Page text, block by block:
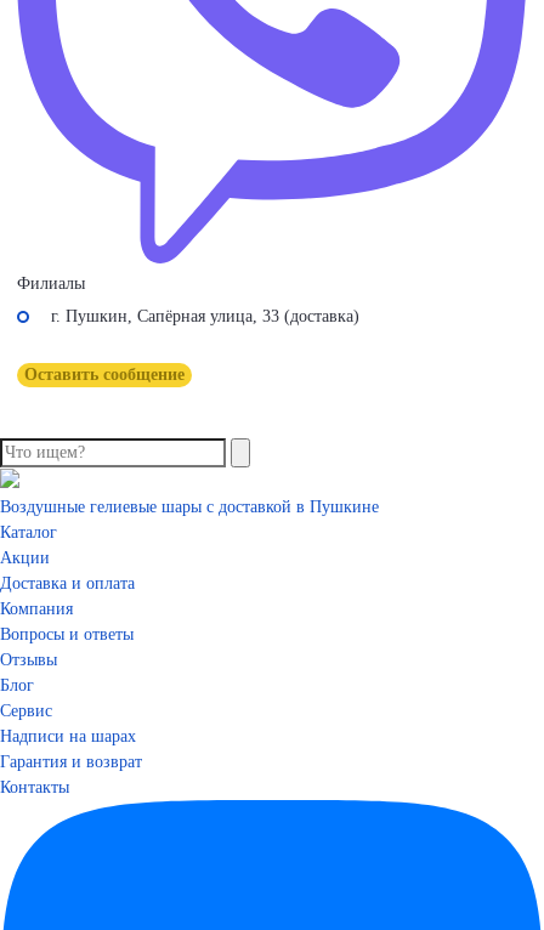
Филиалы
г. Пушкин, Сапёрная улица, 33 (доставка)
Оставить сообщение
Воздушные гелиевые шары с доставкой в Пушкине
Каталог
Акции
Доставка и оплата
Компания
Вопросы и ответы
Отзывы
Блог
Сервис
Надписи на шарах
Гарантия и возврат
Контакты